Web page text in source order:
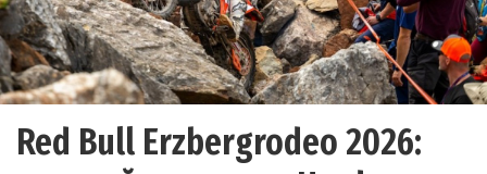
Red Bull Erzbergrodeo 2026: